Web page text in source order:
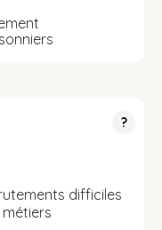
?
difficiles